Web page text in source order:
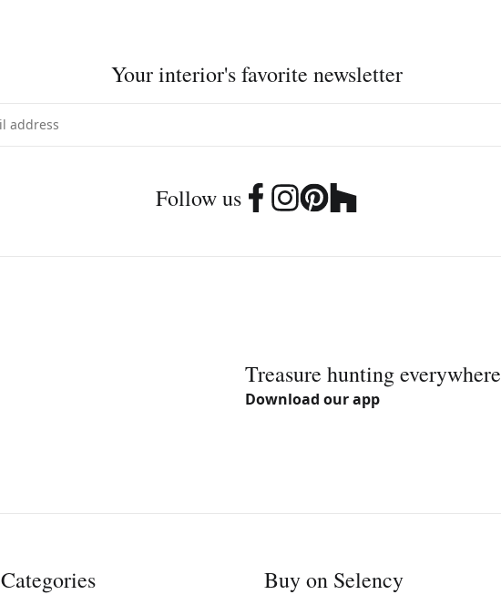
Your interior's favorite newsletter
Follow us
Treasure hunting everywhere
Download our app
Categories Buy on Selency